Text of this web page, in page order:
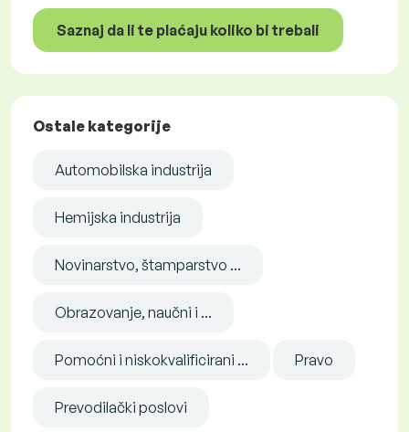
Saznaj da li te plaćaju koliko bi trebali
Ostale kategorije
Automobilska industrija
Hemijska industrija
Novinarstvo, štamparstvo ...
Obrazovanje, naučni i ...
Pomoćni i niskokvalificirani ... Pravo
Prevodilački poslovi